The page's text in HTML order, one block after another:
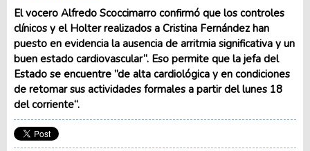
El vocero Alfredo Scoccimarro confirmó que los controles
clínicos y el Holter realizados a Cristina Fernández han
puesto en evidencia la ausencia de arritmia significativa y un
buen estado cardiovascular“. Eso permite que la jefa del
Estado se encuentre ”de alta cardiológica y en condiciones
de retomar sus actividades formales a partir del lunes 18
del corriente“.